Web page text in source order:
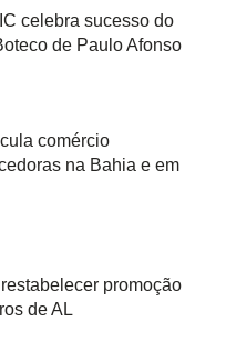
celebra sucesso do
de Paulo Afonso
comércio
na Bahia e em
promoção
de AL